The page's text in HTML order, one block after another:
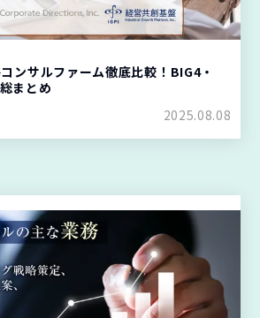
ンサルファーム徹底比較！BIG4・
まとめ
2025.08.08